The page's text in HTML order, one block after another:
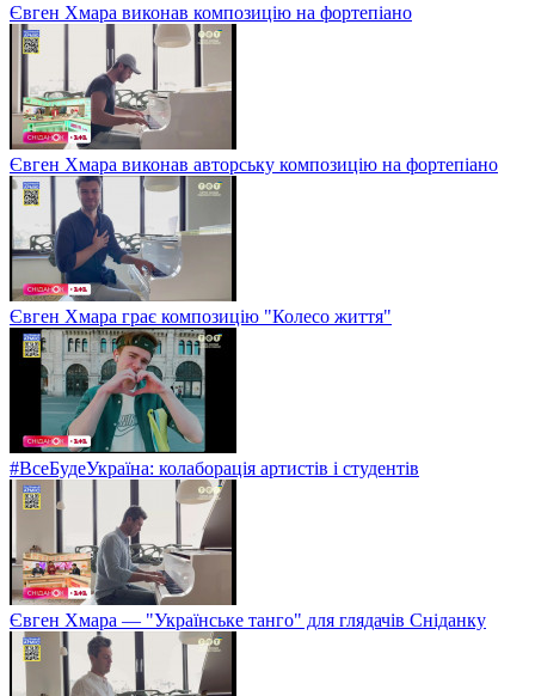
Євген Хмара виконав композицію на фортепіано
Євген Хмара виконав авторську композицію на фортепіано
Євген Хмара грає композицію "Колесо життя"
#ВсеБудеУкраїна: колаборація артистів і студентів
Євген Хмара — "Українське танго" для глядачів Сніданку